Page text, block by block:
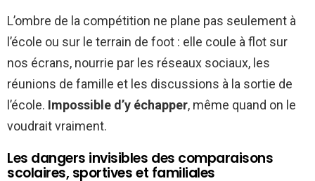
L’ombre de la compétition ne plane pas seulement à
l’école ou sur le terrain de foot : elle coule à flot sur
nos écrans, nourrie par les réseaux sociaux, les
réunions de famille et les discussions à la sortie de
l’école. Impossible d’y échapper, même quand on le
voudrait vraiment.
Les dangers invisibles des comparaisons
scolaires, sportives et familiales